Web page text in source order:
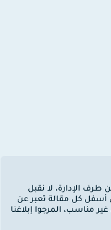
الإدارة، لا نقبل
كل مقالة تعبر عن
مناسب، المرجوا إبلاغنا